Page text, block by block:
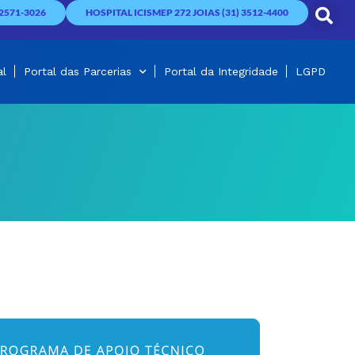
3026 HOSPITAL ICISMEP 272 JOIAS (31) 3512-4400
Portal das Parcerias Portal da Integridade LGPD